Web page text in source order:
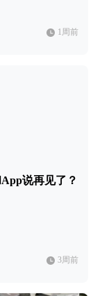
1周前
说再见了？
3周前